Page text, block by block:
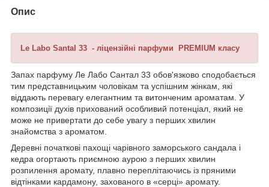
Опис
Le Labo Santal 33 - ліцензійні парфуми PREMIUM класу
Запах парфуму Ле Лабо Сантал 33 обов'язково сподобається
тим представницьким чоловікам та успішним жінкам, які
віддають перевагу елегантним та витонченим ароматам. У
композиції духів прихований особливий потенціал, який не
може не привертати до себе увагу з перших хвилин
знайомства з ароматом.
Деревні початкові пахощі чарівного заморського сандала і
кедра огортають приємною аурою з перших хвилин
розпилення аромату, плавно переплітаючись із пряними
відтінками кардамону, захованого в «серці» аромату.